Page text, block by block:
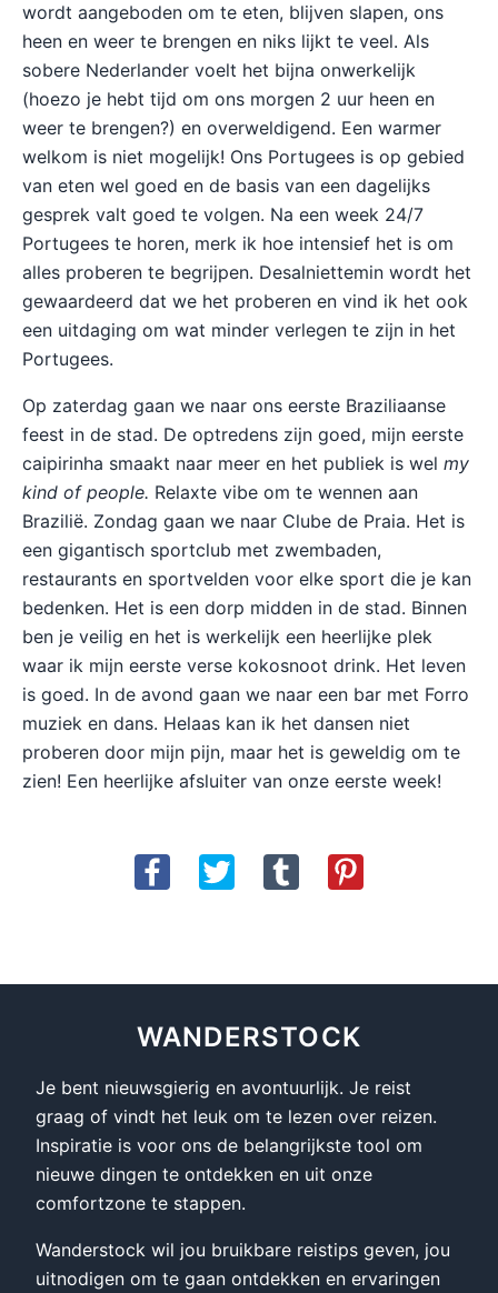
wordt aangeboden om te eten, blijven slapen, ons
heen en weer te brengen en niks lijkt te veel. Als
sobere Nederlander voelt het bijna onwerkelijk
(hoezo je hebt tijd om ons morgen 2 uur heen en
weer te brengen?) en overweldigend. Een warmer
welkom is niet mogelijk! Ons Portugees is op gebied
van eten wel goed en de basis van een dagelijks
gesprek valt goed te volgen. Na een week 24/7
Portugees te horen, merk ik hoe intensief het is om
alles proberen te begrijpen. Desalniettemin wordt het
gewaardeerd dat we het proberen en vind ik het ook
een uitdaging om wat minder verlegen te zijn in het
Portugees.
Op zaterdag gaan we naar ons eerste Braziliaanse
feest in de stad. De optredens zijn goed, mijn eerste
caipirinha smaakt naar meer en het publiek is wel my
kind of people. Relaxte vibe om te wennen aan
Brazilië. Zondag gaan we naar Clube de Praia. Het is
een gigantisch sportclub met zwembaden,
restaurants en sportvelden voor elke sport die je kan
bedenken. Het is een dorp midden in de stad. Binnen
ben je veilig en het is werkelijk een heerlijke plek
waar ik mijn eerste verse kokosnoot drink. Het leven
is goed. In de avond gaan we naar een bar met Forro
muziek en dans. Helaas kan ik het dansen niet
proberen door mijn pijn, maar het is geweldig om te
zien! Een heerlijke afsluiter van onze eerste week!
WANDERSTOCK
Je bent nieuwsgierig en avontuurlijk. Je reist
graag of vindt het leuk om te lezen over reizen.
Inspiratie is voor ons de belangrijkste tool om
nieuwe dingen te ontdekken en uit onze
comfortzone te stappen.
Wanderstock wil jou bruikbare reistips geven, jou
uitnodigen om te gaan ontdekken en ervaringen